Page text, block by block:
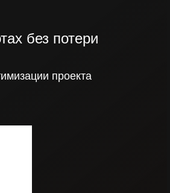
без потери
проекта